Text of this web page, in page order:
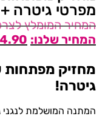
מפרטי גיטרה + 3 מפרטים במתנה!
מחזיק מפתחות
גיטרה!
המתנה המושלמת